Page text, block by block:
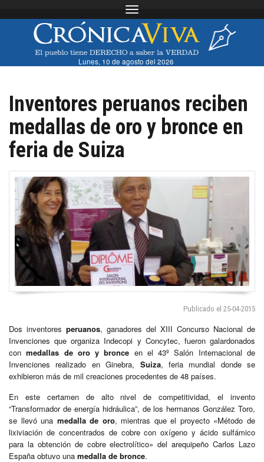
Toggle navigation
Lunes, 10 de agosto del 2026
Inventores peruanos reciben
medallas de oro y bronce en
feria de Suiza
Publicado el 25-04-2015
Dos inventores peruanos, ganadores del XIII Concurso Nacional de
Invenciones que organiza Indecopi y Concytec, fueron galardonados
conmedallas de oro y bronce en el 43º Salón Internacional de
Invenciones realizado en Ginebra, Suiza, feria mundial donde se
exhibieron más de mil creaciones procedentes de 48 países.
En este certamen de alto nivel de competitividad, el invento
“Transformador de energía hidráulica”, de los hermanos González Toro,
se llevó una medalla de oro, mientras que el proyecto «Método de
lixiviación de concentrados de cobre con oxígeno y ácido sulfámico
para la obtención de cobre electrolítico» del arequipeño Carlos Lazo
España obtuvo una medalla de bronce.